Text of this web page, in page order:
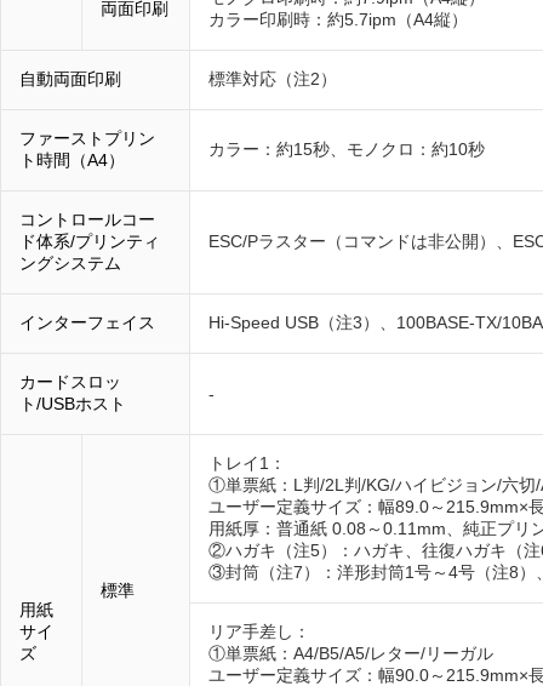
両面印刷
カラー印刷時：約5.7ipm（A4縦）
自動両面印刷 標準対応（注2）
ファーストプリン
ト時間（A4）
カラー：約15秒、モノクロ：約10秒
コントロールコー
ド体系/プリンティ
ングシステム
ESC/Pラスター（コマンドは非公開）、
インターフェイス Hi-Speed USB（注3）、100BASE-TX/
カードスロッ
ト/USBホスト
-
用紙
サイ
ズ
標準
トレイ1：
①単票紙：L判/2L判/KG/ハイビジョン/六切
ユーザー定義サイズ：幅89.0～215.9mm×
用紙厚：普通紙 0.08～0.11mm、純正プリ
②ハガキ（注5）：ハガキ、往復ハガキ（
③封筒（注7）：洋形封筒1号～4号（注8）
リア手差し：
①単票紙：A4/B5/A5/レター/リーガル
ユーザー定義サイズ：幅90.0～215.9mm×